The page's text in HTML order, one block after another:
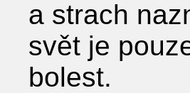
a strach
svět je
bolest.